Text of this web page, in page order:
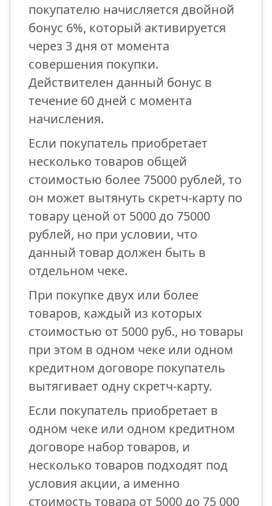
покупателю начисляется двойной
бонус 6%, который активируется
через 3 дня от момента
совершения покупки.
Действителен данный бонус в
течение 60 дней с момента
начисления.
Если покупатель приобретает
несколько товаров общей
стоимостью более 75000 рублей, то
он может вытянуть скретч-карту по
товару ценой от 5000 до 75000
рублей, но при условии, что
данный товар должен быть в
отдельном чеке.
При покупке двух или более
товаров, каждый из которых
стоимостью от 5000 руб., но товары
при этом в одном чеке или одном
кредитном договоре покупатель
вытягивает одну скретч-карту.
Если покупатель приобретает в
одном чеке или одном кредитном
договоре набор товаров, и
несколько товаров подходят под
условия акции, а именно
стоимость товара от 5000 до 75 000